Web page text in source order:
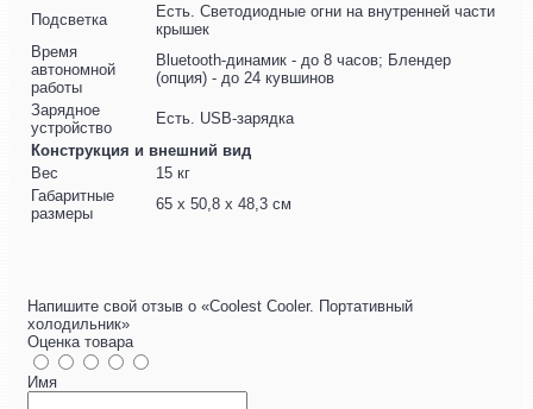
Подсветка
Есть. Светодиодные огни на внутренней части
крышек
Время
автономной
работы
Bluetooth-динамик - до 8 часов; Блендер
(опция) - до 24 кувшинов
Зарядное
устройство
Есть. USB-зарядка
Конструкция и внешний вид
Вес
15 кг
Габаритные
размеры
65 х 50,8 х 48,3 см
Напишите свой отзыв о «Coolest Cooler. Портативный
холодильник»
Оценка товара
Имя